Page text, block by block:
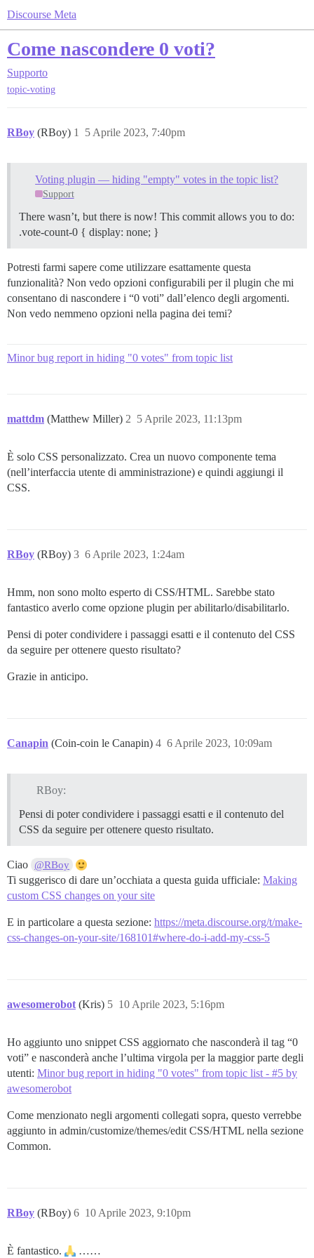
Discourse Meta
Come nascondere 0 voti?
Supporto
topic-voting
RBoy (RBoy) 5 Aprile 2023, 7:40pm
1
Voting plugin — hiding "empty" votes in the topic list?
Support
There wasn’t, but there is now! This commit allows you to do:
.vote-count-0 { display: none; }
Potresti farmi sapere come utilizzare esattamente questa
funzionalità? Non vedo opzioni configurabili per il plugin che mi
consentano di nascondere i “0 voti” dall’elenco degli argomenti.
Non vedo nemmeno opzioni nella pagina dei temi?
Minor bug report in hiding "0 votes" from topic list
mattdm (Matthew Miller) 5 Aprile 2023, 11:13pm
2
È solo CSS personalizzato. Crea un nuovo componente tema
(nell’interfaccia utente di amministrazione) e quindi aggiungi il
CSS.
RBoy (RBoy) 6 Aprile 2023, 1:24am
3
Hmm, non sono molto esperto di CSS/HTML. Sarebbe stato
fantastico averlo come opzione plugin per abilitarlo/disabilitarlo.
Pensi di poter condividere i passaggi esatti e il contenuto del CSS
da seguire per ottenere questo risultato?
Grazie in anticipo.
Canapin (Coin-coin le Canapin) 6 Aprile 2023, 10:09am
4
RBoy:
Pensi di poter condividere i passaggi esatti e il contenuto del
CSS da seguire per ottenere questo risultato.
Ciao @RBoy
Ti suggerisco di dare un’occhiata a questa guida ufficiale: Making
custom CSS changes on your site
E in particolare a questa sezione: https://meta.discourse.org/t/make-
css-changes-on-your-site/168101#where-do-i-add-my-css-5
awesomerobot (Kris) 10 Aprile 2023, 5:16pm
5
Ho aggiunto uno snippet CSS aggiornato che nasconderà il tag “0
voti” e nasconderà anche l’ultima virgola per la maggior parte degli
utenti: Minor bug report in hiding "0 votes" from topic list - #5 by
awesomerobot
Come menzionato negli argomenti collegati sopra, questo verrebbe
aggiunto in admin/customize/themes/edit CSS/HTML nella sezione
Common.
RBoy (RBoy) 10 Aprile 2023, 9:10pm
6
È fantastico. ……